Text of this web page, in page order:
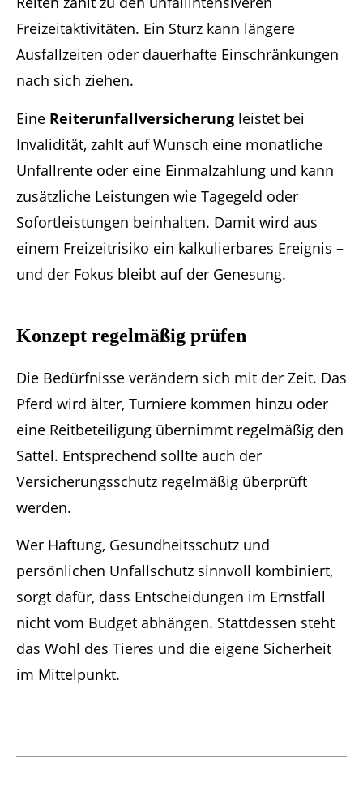
Freizeitaktivitäten. Ein Sturz kann längere
Ausfallzeiten oder dauerhafte Einschränkungen
nach sich ziehen.
Eine Reiterunfallversicherung leistet bei
Invalidität, zahlt auf Wunsch eine monatliche
Unfallrente oder eine Einmalzahlung und kann
zusätzliche Leistungen wie Tagegeld oder
Sofortleistungen beinhalten. Damit wird aus
einem Freizeitrisiko ein kalkulierbares Ereignis –
und der Fokus bleibt auf der Genesung.
Konzept regelmäßig prüfen
Die Bedürfnisse verändern sich mit der Zeit. Das
Pferd wird älter, Turniere kommen hinzu oder
eine Reitbeteiligung übernimmt regelmäßig den
Sattel. Entsprechend sollte auch der
Versicherungsschutz regelmäßig überprüft
werden.
Wer Haftung, Gesundheitsschutz und
persönlichen Unfallschutz sinnvoll kombiniert,
sorgt dafür, dass Entscheidungen im Ernstfall
nicht vom Budget abhängen. Stattdessen steht
das Wohl des Tieres und die eigene Sicherheit
im Mittelpunkt.